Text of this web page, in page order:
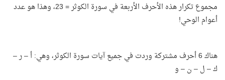
مجموع تكرار هذه الأحرف الأربعة في سورة الكوثر = 23، وهذا هو عدد
أعوام الوحي!
هناك 6 أحرف مشتركة وردت في جميع آيات سورة الكوثر، وهي: أ – ر –
ك – ل – ن – و